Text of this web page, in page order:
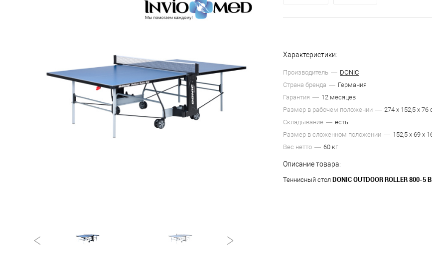
Характеристики:
Производитель
DONIC
Страна бренда
Германия
Гарантия
12 месяцев
Размер в рабочем положении
274 х 152,5 х 76
Складывание
есть
Размер в сложенном положении
152,5 х 69 х
Вес нетто
60 кг
Описание товара:
Теннисный стол DONIC OUTDOOR ROLLER 800-5